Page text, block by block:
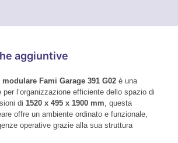
aggiuntive
Fami Garage 391 G02è una
l’organizzazione efficiente dello spazio di
di 1520 x 495 x 1900 mm, questa
offre un ambiente ordinato e funzionale,
operative grazie alla sua struttura